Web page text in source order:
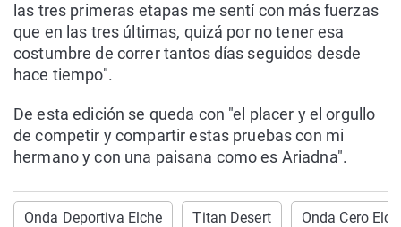
las tres primeras etapas me sentí con más fuerzas
que en las tres últimas, quizá por no tener esa
costumbre de correr tantos días seguidos desde
hace tiempo".
De esta edición se queda con "el placer y el orgullo
de competir y compartir estas pruebas con mi
hermano y con una paisana como es Ariadna".
Onda Deportiva Elche Titan Desert Onda Cero